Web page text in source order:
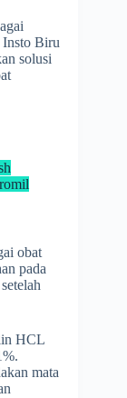
Insto Biru
solusi
obat
pada
HCL
mata